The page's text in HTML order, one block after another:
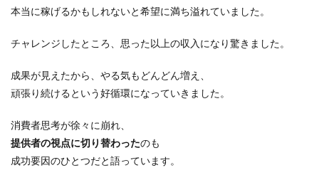
本当に稼げるかもしれないと希望に満ち溢れていました。
チャレンジしたところ、思った以上の収入になり驚きました。
成果が見えたから、やる気もどんどん増え、
頑張り続けるという好循環になっていきました。
消費者思考が徐々に崩れ、
提供者の視点に切り替わったのも
成功要因のひとつだと語っています。